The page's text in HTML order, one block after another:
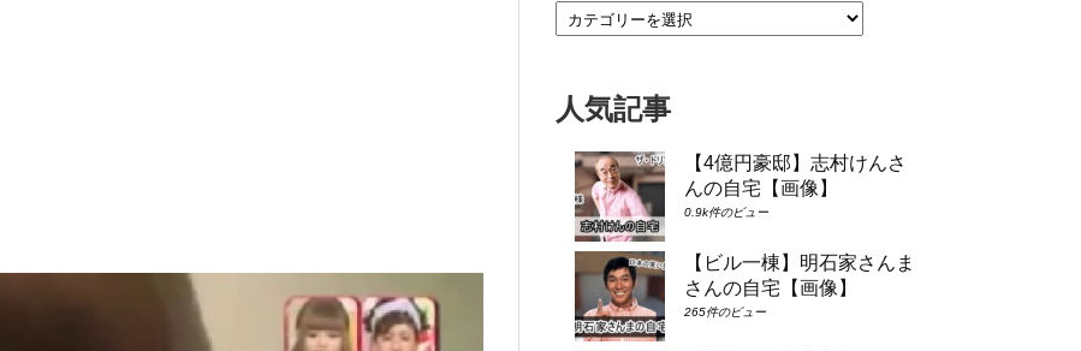
人気記事
【4億円豪邸】志村けんさ
んの自宅【画像】
0.9k件のビュー
【ビル一棟】明石家さんま
さんの自宅【画像】
265件のビュー